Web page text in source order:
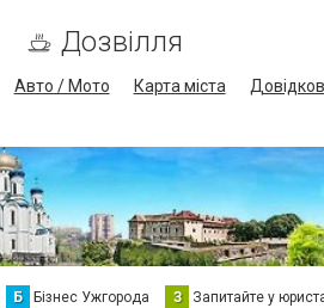
Дозвілля
Авто / Мото Карта міста
Б Бізнес Ужгорода З Запитайте у